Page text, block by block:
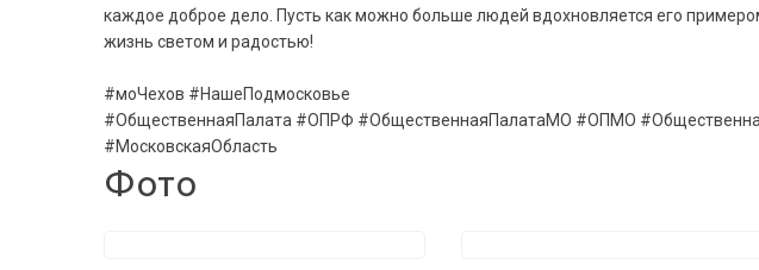
каждое доброе дело. Пусть как можно больше людей вдохновляется его
жизнь светом и радостью!
#моЧехов #НашеПодмосковье
#ОбщественнаяПалата #ОПРФ #ОбщественнаяПалатаМО #ОПМО
#МосковскаяОбласть
Фото